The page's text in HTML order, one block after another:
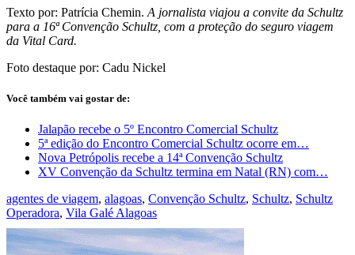
Texto por: Patrícia Chemin. A jornalista viajou a convite da Schultz
para a 16ª Convenção Schultz, com a proteção do seguro viagem
da Vital Card.
Foto destaque por: Cadu Nickel
Você também vai gostar de:
Jalapão recebe o 5º Encontro Comercial Schultz
5ª edição do Encontro Comercial Schultz ocorre em…
Nova Petrópolis recebe a 14ª Convenção Schultz
XV Convenção da Schultz termina em Natal (RN) com…
agentes de viagem, alagoas, Convenção Schultz, Schultz, Schultz
Operadora, Vila Galé Alagoas